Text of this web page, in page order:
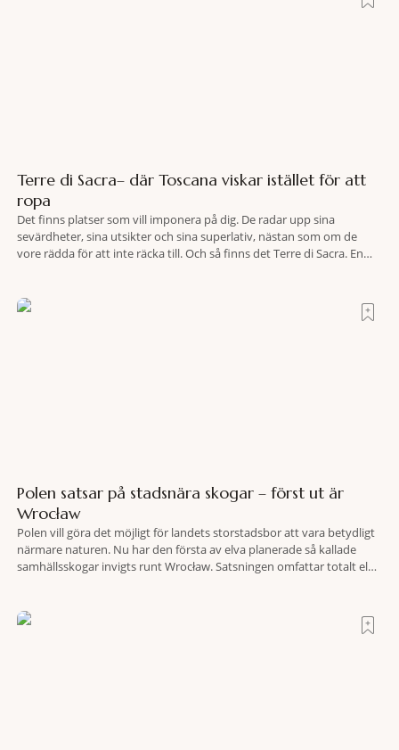
Terre di Sacra– där Toscana viskar istället för att
ropa
Det finns platser som vill imponera på dig. De radar upp sina
sevärdheter, sina utsikter och sina superlativ, nästan som om de
vore rädda för att inte räcka till. Och så finns det Terre di Sacra. En
Polen satsar på stadsnära skogar – först ut är
Wrocław
Polen vill göra det möjligt för landets storstadsbor att vara betydligt
närmare naturen. Nu har den första av elva planerade så kallade
samhällsskogar invigts runt Wrocław. Satsningen omfattar totalt elva
fler människor ska kunna promenera, motionera